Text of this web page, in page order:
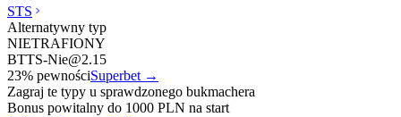
STS
Alternatywny typ
NIETRAFIONY
BTTS-Nie@2.15
23% pewnościSuperbet →
Zagraj te typy u sprawdzonego bukmachera
Bonus powitalny do 1000 PLN na start